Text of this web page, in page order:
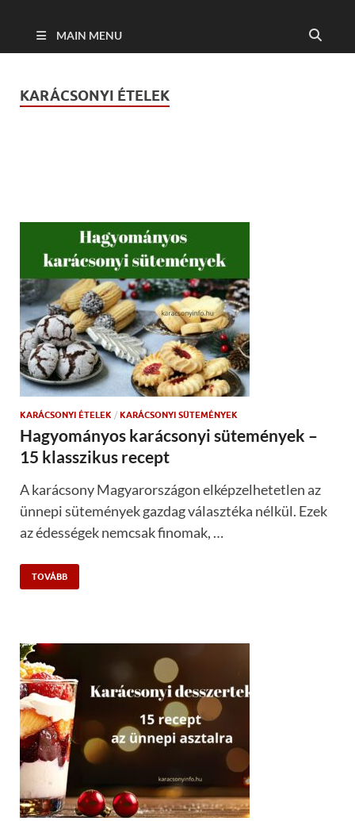
MAIN MENU
KARÁCSONYI ÉTELEK
KARÁCSONYI ÉTELEK / KARÁCSONYI SÜTEMÉNYEK
Hagyományos karácsonyi sütemények –
15 klasszikus recept
A karácsony Magyarországon elképzelhetetlen az
ünnepi sütemények gazdag választéka nélkül. Ezek
az édességek nemcsak finomak, …
TOVÁBB